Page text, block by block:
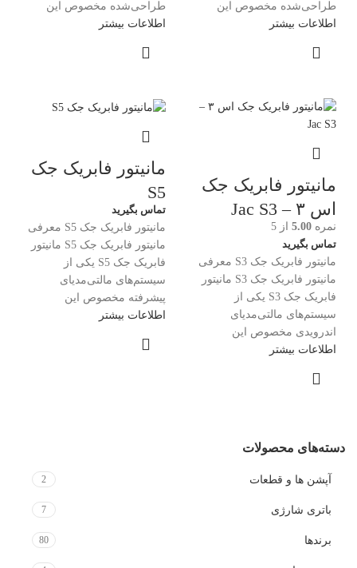
دسته‌های محصولات
آپشن ها و قطعات 2
باتری شارژی 7
برندها 80
طراحی‌شده مخصوص این
اطلاعات بیشتر
طراحی‌شده مخصوص این
اطلاعات بیشتر
مانیتور فابریک جک
اس ۳ – Jac S3
نمره 5.00 از 5
تماس بگیرید
مانیتور فابریک جک S3 معرفی
مانیتور فابریک جک S3 مانیتور
فابریک جک S3 یکی از
سیستم‌های مالتی‌مدیای
اندرویدی مخصوص این
اطلاعات بیشتر
مانیتور فابریک جک
S5
تماس بگیرید
مانیتور فابریک جک S5 معرفی
مانیتور فابریک جک S5 مانیتور
فابریک جک S5 یکی از
سیستم‌های مالتی‌مدیای
پیشرفته مخصوص این
اطلاعات بیشتر